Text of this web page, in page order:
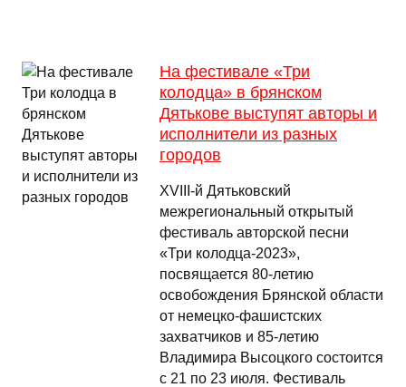
На фестивале «Три
колодца» в брянском
Дятькове выступят авторы и
исполнители из разных
городов
XVIII-й Дятьковский
межрегиональный открытый
фестиваль авторской песни
«Три колодца-2023»,
посвящается 80-летию
освобождения Брянской области
от немецко-фашистских
захватчиков и 85-летию
Владимира Высоцкого состоится
с 21 по 23 июля. Фестиваль